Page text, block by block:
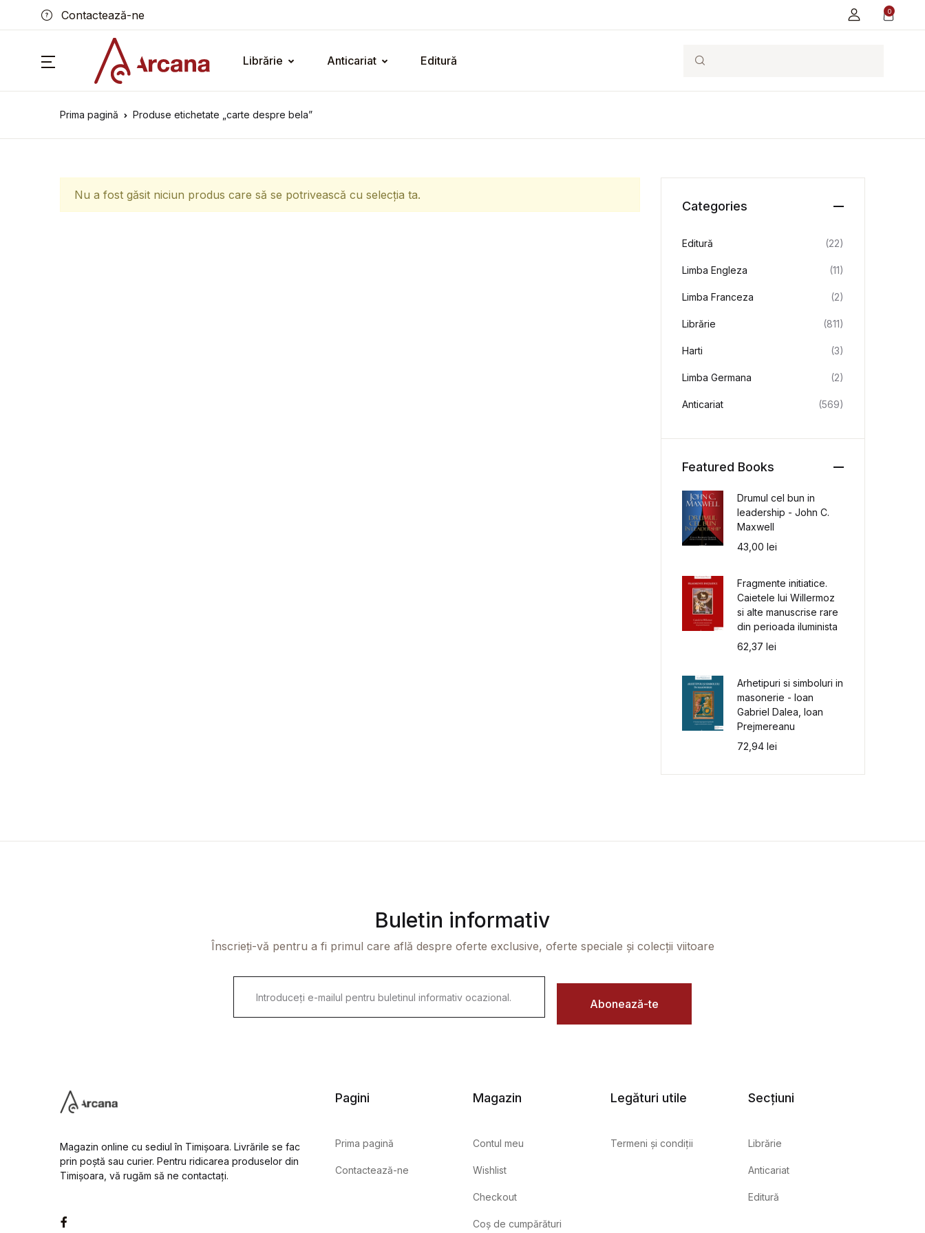
Contactează-ne 0
Librărie Anticariat Editură Search
Prima pagină Produse etichetate „carte despre bela”
Nu a fost găsit niciun produs care să se potrivească cu selecția ta.
Categories
Editură (22)
Limba Engleza (11)
Limba Franceza (2)
Librărie (811)
Harti (3)
Limba Germana (2)
Anticariat (569)
Featured Books
Drumul cel bun in
leadership - John C.
Maxwell
43,00lei
Fragmente initiatice.
Caietele lui Willermoz
si alte manuscrise rare
din perioada iluminista
62,37lei
Arhetipuri si simboluri in
masonerie - Ioan
Gabriel Dalea, Ioan
Prejmereanu
72,94lei
Buletin informativ
Înscrieți-vă pentru a fi primul care află despre oferte exclusive, oferte speciale și colecții viitoare
i
Abonează-te
Magazin online cu sediul în Timișoara. Livrările se fac
prin poștă sau curier. Pentru ridicarea produselor din
Timișoara, vă rugăm să ne contactați.
Pagini
Prima pagină
Contactează-ne
Magazin
Contul meu
Wishlist
Checkout
Coș de cumpărături
Legături utile
Termeni și condiții
Secțiuni
Librărie
Anticariat
Editură